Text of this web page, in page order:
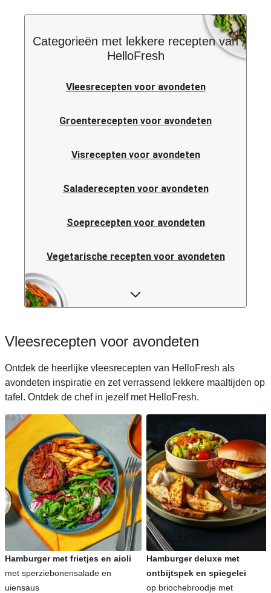
Categorieën met lekkere recepten van
HelloFresh
Vleesrecepten voor avondeten
Groenterecepten voor avondeten
Visrecepten voor avondeten
Saladerecepten voor avondeten
Soeprecepten voor avondeten
Vegetarische recepten voor avondeten
Pastarecepten voor avondeten
Italiaanse recepten voor avondeten
Japanse recepten voor avondeten
Makkelijke recepten voor avondeten
Snelle recepten voor avondeten
Koreaanse recepten voor avondeten
Vleesrecepten voor avondeten
Ontdek de heerlijke vleesrecepten van HelloFresh als
avondeten inspiratie en zet verrassend lekkere maaltijden op
tafel. Ontdek de chef in jezelf met HelloFresh.
Hamburger met frietjes en aioli
met sperziebonensalade en
uiensaus
Hamburger deluxe met
ontbijtspek en spiegelei
op briochebroodje met